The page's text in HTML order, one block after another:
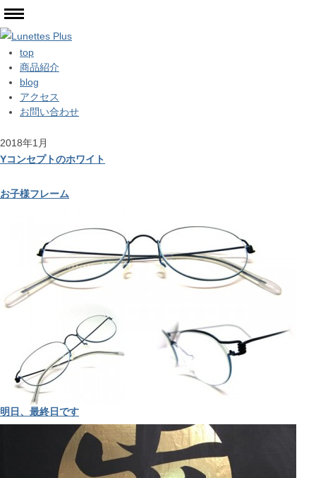
top
商品紹介
blog
アクセス
お問い合わせ
2018年1月
Yコンセプトのホワイト
お子様フレーム
明日、最終日です